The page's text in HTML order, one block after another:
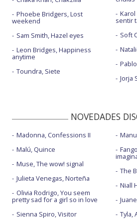
Phoebe Bridgers, Lost
weekend
Sam Smith, Hazel eyes
Leon Bridges, Happiness
anytime
Toundra, Siete
sentir
Soft
Jorja
NOVEDADES
Madonna, Confessions II
Malú, Quince
Muse, The wow! signal
Julieta Venegas, Norteña
Olivia Rodrigo, You seem
pretty sad for a girl so in love
Sienna Spiro, Visitor
The
Niall
Tyla,